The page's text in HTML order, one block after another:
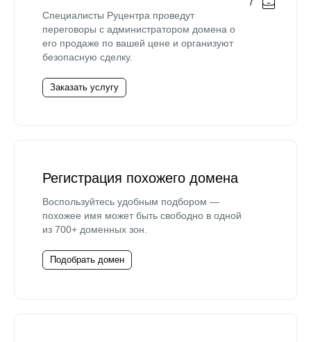
Специалисты Руцентра проведут
переговоры с администратором домена о
его продаже по вашей цене и организуют
безопасную сделку.
Заказать услугу
Регистрация похожего домена
Воспользуйтесь удобным подбором —
похожее имя может быть свободно в одной
из 700+ доменных зон.
Подобрать домен